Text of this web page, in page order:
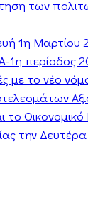
των
1η Μαρτίου
1η περίοδος
με το νέο
το
την